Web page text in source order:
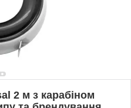
2 м з карабіном